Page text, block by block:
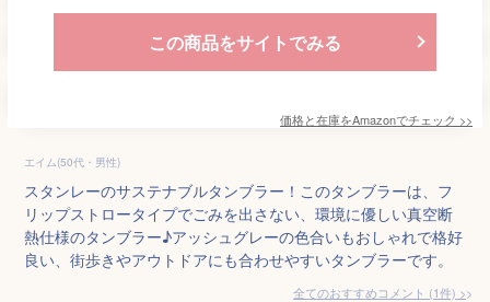
この商品をサイトでみる
価格と在庫をAmazonでチェック >>
エイム(50代・男性)
スタンレーのサステナブルタンブラー！このタンブラーは、フ
リップストロータイプでごみを出さない、環境に優しい真空断
熱仕様のタンブラー♪アッシュグレーの色合いもおしゃれで格好
良い、街歩きやアウトドアにも合わせやすいタンブラーです。
全てのおすすめコメント (1件) >